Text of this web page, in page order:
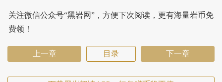
关注微信公众号“黑岩网”，方便下次阅读，更有海量岩币免
费领！
上一章 目录 下一章